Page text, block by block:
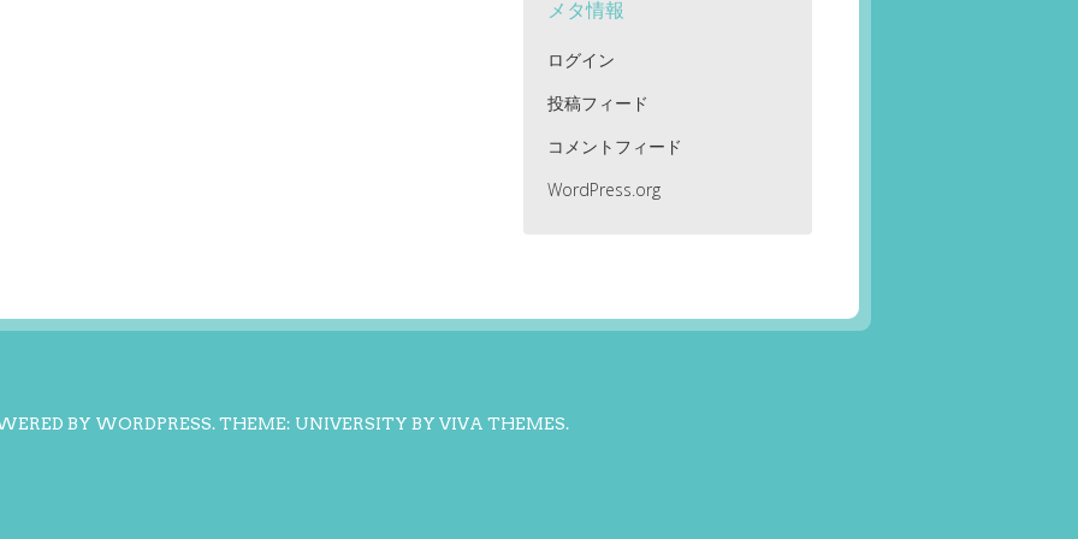
メタ情報
ログイン
投稿フィード
コメントフィード
WordPress.org
BY WORDPRESS.THEME: UNIVERSITY BY VIVA THEMES.